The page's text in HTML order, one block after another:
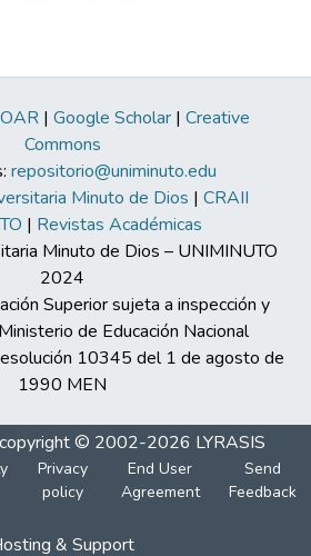
| Google Scholar | Creative
Commons
repositorio@uniminuto.edu
Minuto de Dios | CRAII
| Revistas Académicas
Minuto de Dios – UNIMINUTO
2024
Superior sujeta a inspección y
de Educación Nacional
10345 del 1 de agosto de
1990 MEN
copyright © 2002-2026 LYRASIS
Privacy
policy
End User
Agreement
Send
Feedback
& Support